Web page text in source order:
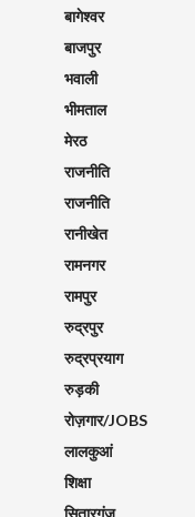
बागेश्वर
बाजपुर
भवाली
भीमताल
मेरठ
राजनीति
राजनीति
रानीखेत
रामनगर
रामपुर
रुद्रपुर
रुद्रप्रयाग
रुड़की
रोज़गार/JOBS
लालकुआं
शिक्षा
सितारगंज